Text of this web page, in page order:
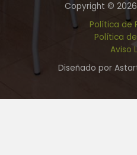
Copyright © 2026
Política de
Política
Aviso
Diseñado por